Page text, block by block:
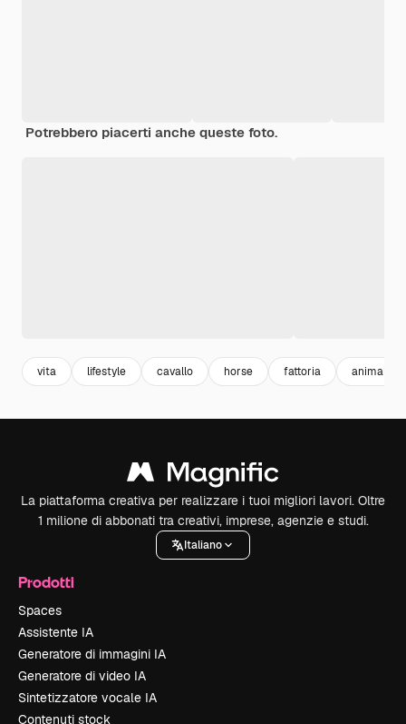
Potrebbero piacerti anche queste foto.
vita lifestyle cavallo horse fattoria animali
La piattaforma creativa per realizzare i tuoi migliori lavori. Oltre
1 milione di abbonati tra creativi, imprese, agenzie e studi.
Italiano
Prodotti
Spaces
Assistente IA
Generatore di immagini IA
Generatore di video IA
Sintetizzatore vocale IA
Contenuti stock